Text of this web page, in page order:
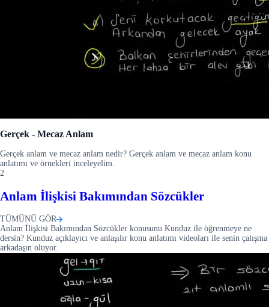
Gerçek - Mecaz Anlam
Gerçek anlam ve mecaz anlam nedir? Gerçek anlam ve mecaz anlam konu
anlatımı ve örnekleri inceleyelim.
2
Anlam İlişkisi Bakımından Sözcükler
TÜMÜNÜ GÖR
Anlam İlişkisi Bakımından Sözcükler konusunu Kunduz ile öğrenmeye ne
dersin? Kunduz açıklayıcı ve anlaşılır konu anlatımı videoları ile senin çalışma
arkadaşın oluyor.